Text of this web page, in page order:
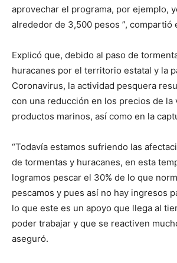
aprovechar el programa, por ejemplo,
alrededor de 3,500 pesos ”, compartió
Explicó que, debido al paso de
huracanes por el territorio estatal y la
Coronavirus, la actividad pesquera
con una reducción en los precios de la
productos marinos, así como en la
“Todavía estamos sufriendo las
de tormentas y huracanes, en esta
logramos pescar el 30% de lo que
pescamos y pues así no hay ingresos
lo que este es un apoyo que llega al
poder trabajar y que se reactiven
aseguró.